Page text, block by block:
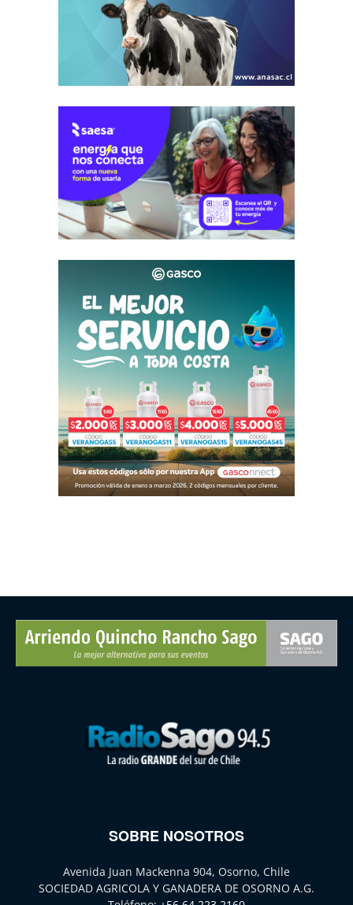
SOBRE NOSOTROS
Avenida Juan Mackenna 904, Osorno, Chile
SOCIEDAD AGRICOLA Y GANADERA DE OSORNO A.G.